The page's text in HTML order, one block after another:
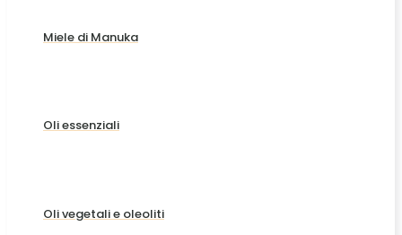
Miele di Manuka
Oli essenziali
Oli vegetali e oleoliti